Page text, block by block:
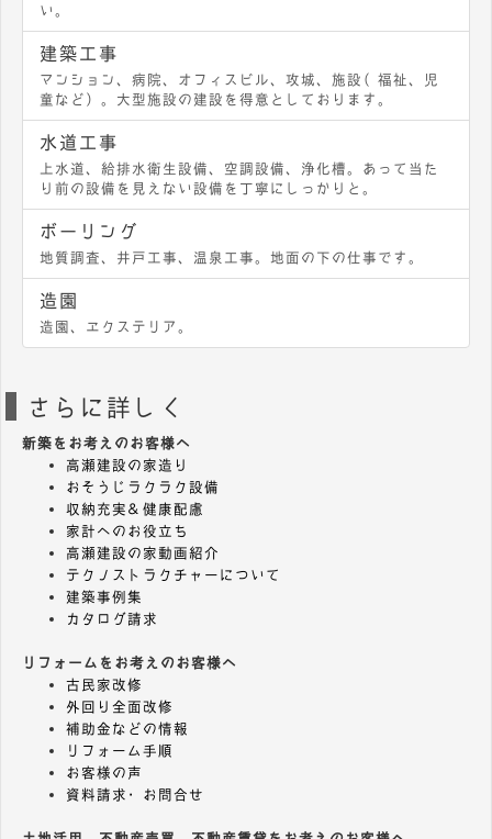
い。
建築工事
マンション、病院、オフィスビル、攻城、施設（福祉、児
童など）。大型施設の建設を得意としております。
水道工事
上水道、給排水衛生設備、空調設備、浄化槽。あって当た
り前の設備を見えない設備を丁寧にしっかりと。
ボーリング
地質調査、井戸工事、温泉工事。地面の下の仕事です。
造園
造園、エクステリア。
さらに詳しく
新築をお考えのお客様へ
高瀬建設の家造り
おそうじラクラク設備
収納充実＆健康配慮
家計へのお役立ち
高瀬建設の家動画紹介
テクノストラクチャーについて
建築事例集
カタログ請求
リフォームをお考えのお客様へ
古民家改修
外回り全面改修
補助金などの情報
リフォーム手順
お客様の声
資料請求・お問合せ